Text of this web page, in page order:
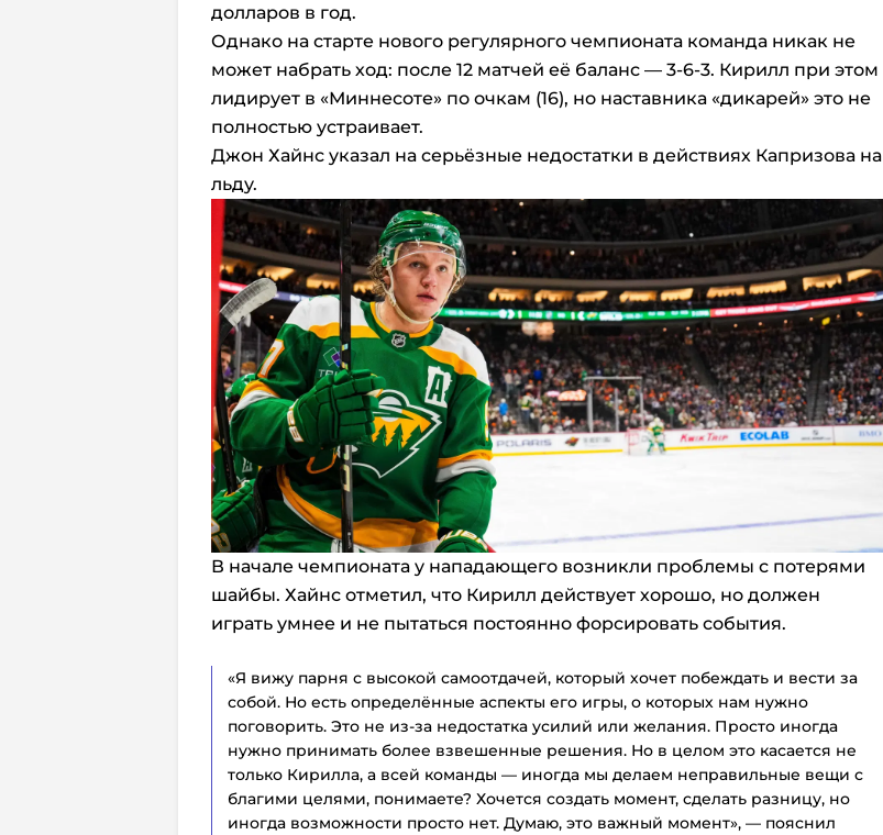
долларов в год.
Однако на старте нового регулярного чемпионата команда никак не
может набрать ход: после 12 матчей её баланс — 3-6-3. Кирилл при этом
лидирует в «Миннесоте» по очкам (16), но наставника «дикарей» это не
полностью устраивает.
Джон Хайнс указал на серьёзные недостатки в действиях Капризова на
льду.
В начале чемпионата у нападающего возникли проблемы с потерями
шайбы. Хайнс отметил, что Кирилл действует хорошо, но должен
играть умнее и не пытаться постоянно форсировать события.
«Я вижу парня с высокой самоотдачей, который хочет побеждать и вести за
собой. Но есть определённые аспекты его игры, о которых нам нужно
поговорить. Это не из-за недостатка усилий или желания. Просто иногда
нужно принимать более взвешенные решения. Но в целом это касается не
только Кирилла, а всей команды — иногда мы делаем неправильные вещи с
благими целями, понимаете? Хочется создать момент, сделать разницу, но
иногда возможности просто нет. Думаю, это важный момент», — пояснил